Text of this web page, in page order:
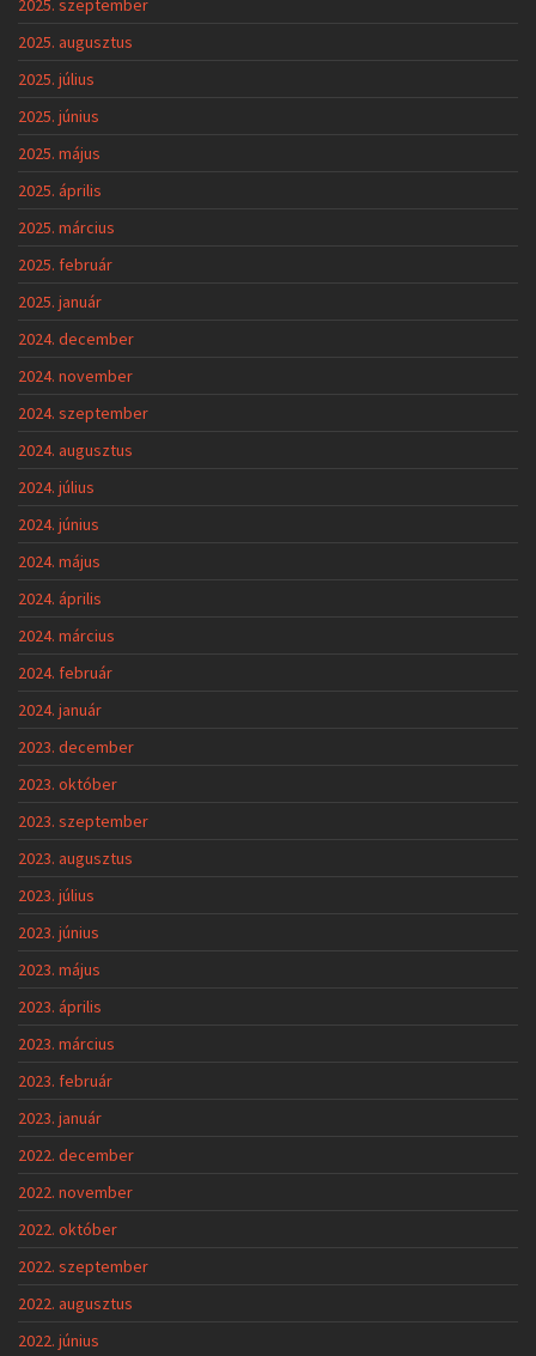
2024. november
2024. szeptember
2024. augusztus
2024. július
2024. június
2024. május
2024. április
2024. március
2024. február
2024. január
2023. december
2023. október
2023. szeptember
2023. augusztus
2023. július
2023. június
2023. május
2023. április
2023. március
2023. február
2023. január
2022. december
2022. november
2022. október
2022. szeptember
2022. augusztus
2022. június
2022. május
2022. április
2022. március
2022. február
2022. január
2021. december
2021. november
2021. október
2021. szeptember
2021. augusztus